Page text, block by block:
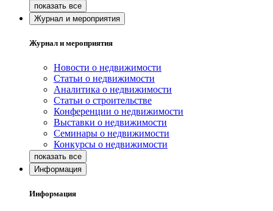
Журнал и мероприятия
Журнал и мероприятия
Новости о недвижимости
Статьи о недвижимости
Аналитика о недвижимости
Статьи о строительстве
Конференции о недвижимости
Выставки о недвижимости
Семинары о недвижимости
Конкурсы о недвижимости
Информация
Информация